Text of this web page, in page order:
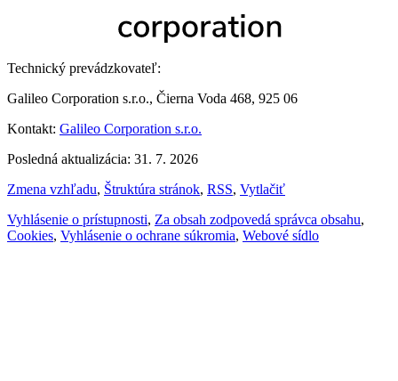
Technický prevádzkovateľ:
Galileo Corporation s.r.o., Čierna Voda 468, 925 06
Kontakt: Galileo Corporation s.r.o.
Posledná aktualizácia: 31. 7. 2026
Zmena vzhľadu, Štruktúra stránok, RSS, Vytlačiť
Vyhlásenie o prístupnosti, Za obsah zodpovedá správca obsahu,
Cookies, Vyhlásenie o ochrane súkromia, Webové sídlo